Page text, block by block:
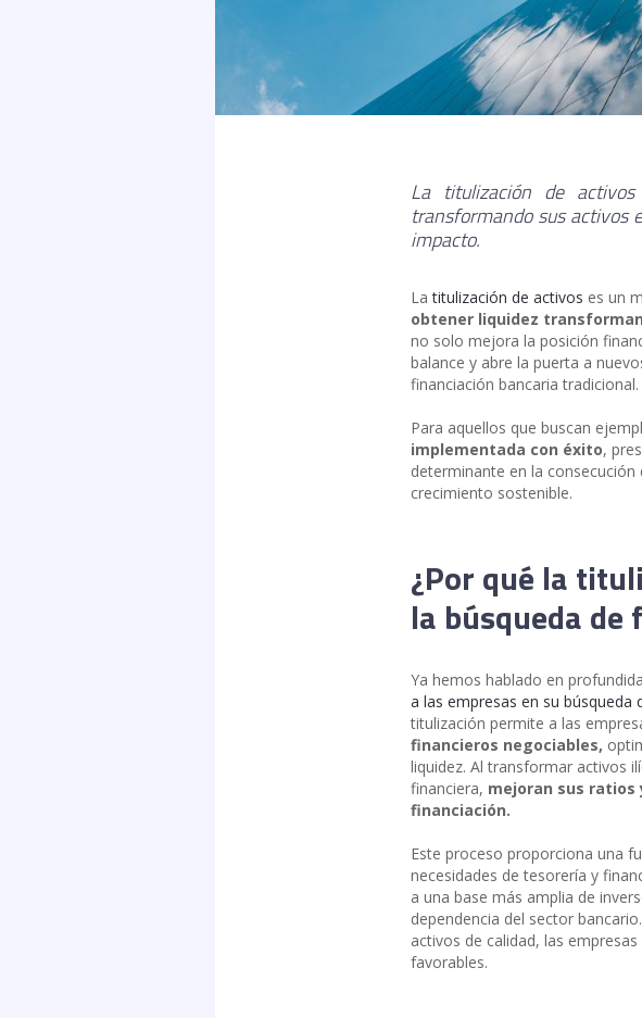
La titulización de
transformando sus activos
impacto.
Latitulización de activos es un
obtener liquidez
no solo mejora la posición
balance y abre la puerta a
financiación bancaria tradicional.
Para aquellos que buscan
implementada con éxito,
determinante en la
crecimiento sostenible.
¿Por qué la
la búsqueda
Ya hemos hablado en
a las empresas en su búsqueda
titulización permite a las
financieros negociables,
liquidez. Al transformar activos
financiera, mejoran sus
financiación.
Este proceso proporciona una
necesidades de tesorería y
a una base más amplia de
dependencia del sector
activos de calidad, las
favorables.